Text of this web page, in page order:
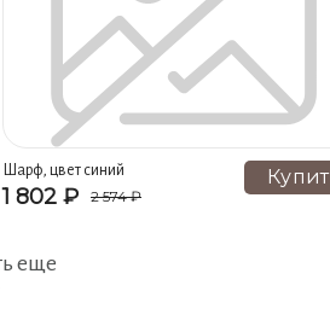
Носки женские, цвет синий (2)
спортивные женские, цвет бежевый (2)
Шарф, цвет синий
1 802 ₽ 2 574 ₽
еще